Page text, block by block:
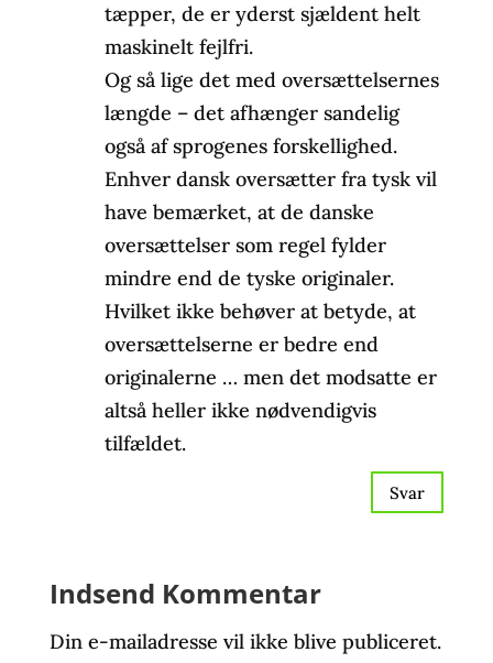
tæpper, de er yderst sjældent helt
maskinelt fejlfri.
Og så lige det med oversættelsernes
længde – det afhænger sandelig
også af sprogenes forskellighed.
Enhver dansk oversætter fra tysk vil
have bemærket, at de danske
oversættelser som regel fylder
mindre end de tyske originaler.
Hvilket ikke behøver at betyde, at
oversættelserne er bedre end
originalerne … men det modsatte er
altså heller ikke nødvendigvis
tilfældet.
Svar
Indsend Kommentar
Din e-mailadresse vil ikke blive publiceret.